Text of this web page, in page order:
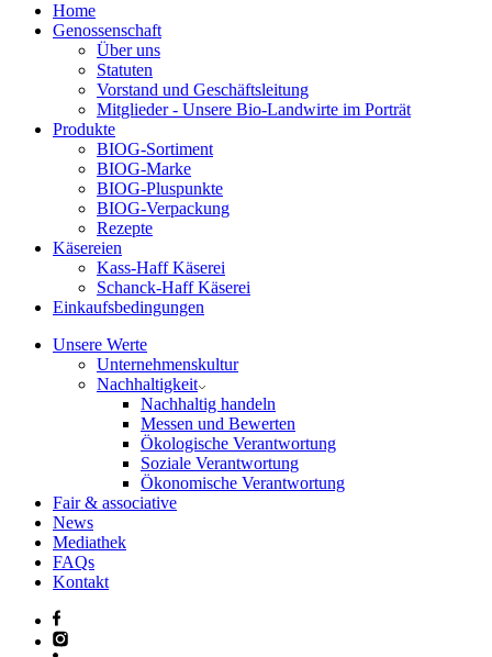
Home
Genossenschaft
Über uns
Statuten
Vorstand und Geschäftsleitung
Mitglieder - Unsere Bio-Landwirte im Porträt
Produkte
BIOG-Sortiment
BIOG-Marke
BIOG-Pluspunkte
BIOG-Verpackung
Rezepte
Käsereien
Kass-Haff Käserei
Schanck-Haff Käserei
Einkaufsbedingungen
Unsere Werte
Unternehmenskultur
Nachhaltigkeit
Nachhaltig handeln
Messen und Bewerten
Ökologische Verantwortung
Soziale Verantwortung
Ökonomische Verantwortung
Fair & associative
News
Mediathek
FAQs
Kontakt